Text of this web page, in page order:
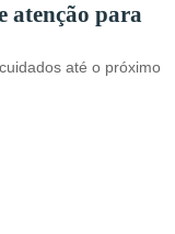
atenção para
até o próximo